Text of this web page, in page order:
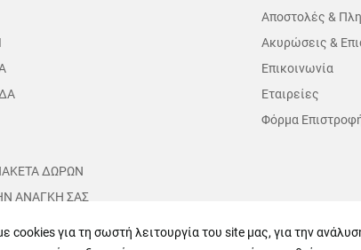
ΔΩΡΩΝ
ΑΝΑΓΚΗ ΣΑΣ
Αποστολές &
Ακυρώσεις &
Επικοινωνία
Εταιρείες
Φόρμα
cookies για τη σωστή λειτουργία του site μας, για την